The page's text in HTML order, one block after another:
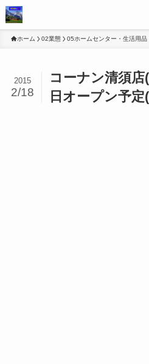
ホーム 02業態 05ホームセンター・生活用品
コーナン清須店
日オープン予
2015
2/18